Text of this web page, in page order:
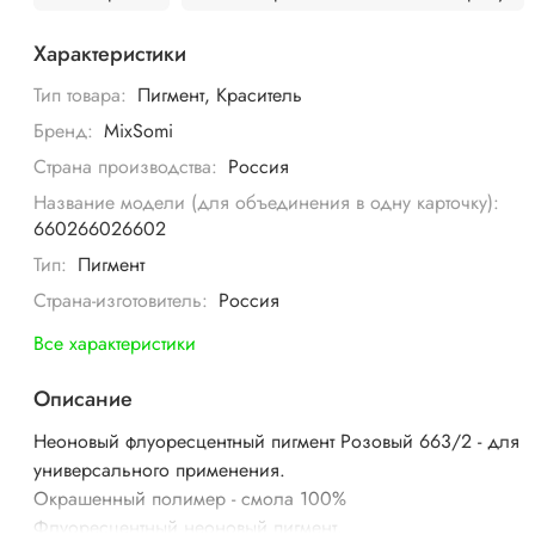
Характеристики
Тип товара: Пигмент, Краситель
Бренд: MixSomi
Страна производства: Россия
Название модели (для объединения в одну карточку):
660266026602
Тип: Пигмент
Страна-изготовитель: Россия
Все характеристики
Описание
Неоновый флуоресцентный пигмент Розовый 663/2- для
универсального применения.
Окрашенный полимер - смола 100%
Флуоресцентный неоновый пигмент.